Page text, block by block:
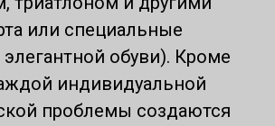
или специальные
обуви). Кроме
индивидуальной
проблемы создаются